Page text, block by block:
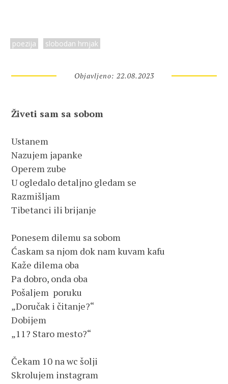
poezija slobodan hrnjak
Objavljeno: 22.08.2023
Ustanem
Nazujem japanke
Operem zube
U ogledalo detaljno gledam se
Razmišljam
Tibetanci ili brijanje
Ponesem dilemu sa sobom
Ćaskam sa njom dok nam kuvam kafu
Kaže dilema oba
Pa dobro, onda oba
Pošaljem  poruku
„Doručak i čitanje?“
Dobijem
„11? Staro mesto?“
Čekam 10 na wc šolji
Skrolujem instagram